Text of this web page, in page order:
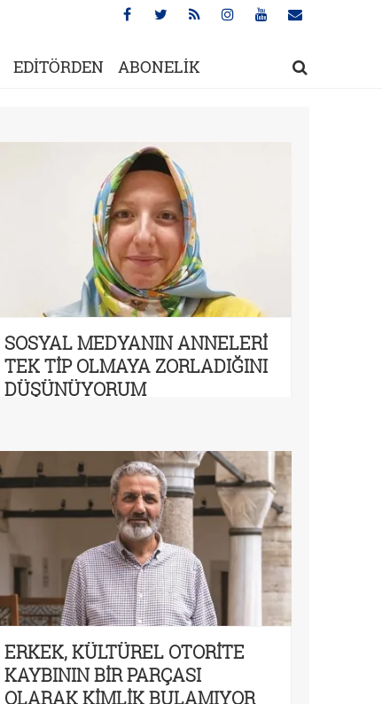
EDİTÖRDEN ABONELİK
SOSYAL MEDYANIN ANNELERİ
TEK TİP OLMAYA ZORLADIĞINI
DÜŞÜNÜYORUM
ERKEK, KÜLTÜREL OTORİTE
KAYBININ BİR PARÇASI
OLARAK KİMLİK BULAMIYOR